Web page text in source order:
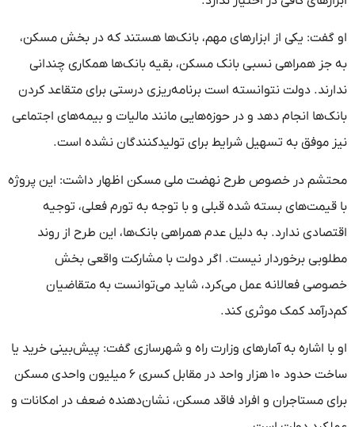
او گفت: یکی از ابزارهای مهم، بانک‌ها هستند که در بخش مسکن،
به جز همراهی نسبی بانک مسکن، بقیه بانک‌ها همکاری چندانی
ندارند. دولت نتوانسته است برنامه‌ریزی درستی برای متقاعد کردن
بانک‌ها انجام دهد و در حوزه‌هایی مانند مالیات و بیمه‌های اجتماعی
نیز موفق به تسهیل شرایط برای تولیدکنندگان نشده است.
محتشم در خصوص طرح نهضت ملی مسکن اظهار داشت: این پروژه
با قیمت‌های بسته شده قبلی و با توجه به تورم فعلی، توجیه
اقتصادی ندارد. به دلیل عدم همراهی بانک‌ها، این طرح از روند
مطلوبی برخوردار نیست. اگر دولت با مشارکت واقعی بخش
خصوصی فعالانه عمل می‌کرد، شاید می‌توانست به متقاضیان
کم‌درآمد کمک موثری کند.
او با اشاره به آمارهای وزارت راه و شهرسازی گفت: پیش‌بینی خرید یا
ساخت حدود ۱۰ هزار واحد در مقابل کسری ۶ میلیون واحدی مسکن
برای مستاجران و افراد فاقد مسکن، نشان‌دهنده ضعف در امکانات و